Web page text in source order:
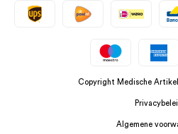
Copyright Medische
Algemene